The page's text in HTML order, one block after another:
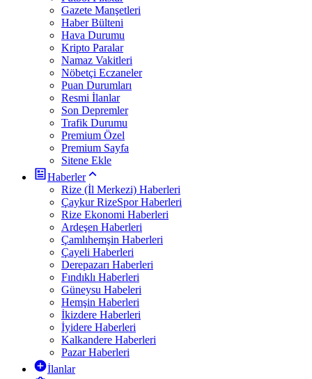
Gazete Manşetleri
Haber Bülteni
Hava Durumu
Kripto Paralar
Namaz Vakitleri
Nöbetçi Eczaneler
Puan Durumları
Resmi İlanlar
Son Depremler
Trafik Durumu
Premium Özel
Premium Sayfa
Sitene Ekle
Haberler
Rize (İl Merkezi) Haberleri
Çaykur RizeSpor Haberleri
Rize Ekonomi Haberleri
Ardeşen Haberleri
Çamlıhemşin Haberleri
Çayeli Haberleri
Derepazarı Haberleri
Fındıklı Haberleri
Güneysu Habeleri
Hemşin Haberleri
İkizdere Haberleri
İyidere Haberleri
Kalkandere Haberleri
Pazar Haberleri
İlanlar